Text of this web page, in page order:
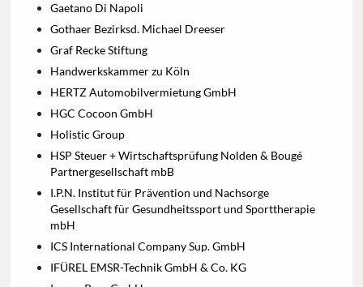
Gaetano Di Napoli
Gothaer Bezirksd. Michael Dreeser
Graf Recke Stiftung
Handwerkskammer zu Köln
HERTZ Automobilvermietung GmbH
HGC Cocoon GmbH
Holistic Group
HSP Steuer + Wirtschaftsprüfung Nolden & Bougé
Partnergesellschaft mbB
I.P.N. Institut für Prävention und Nachsorge
Gesellschaft für Gesundheitssport und Sporttherapie
mbH
ICS International Company Sup. GmbH
IFÜREL EMSR-Technik GmbH & Co. KG